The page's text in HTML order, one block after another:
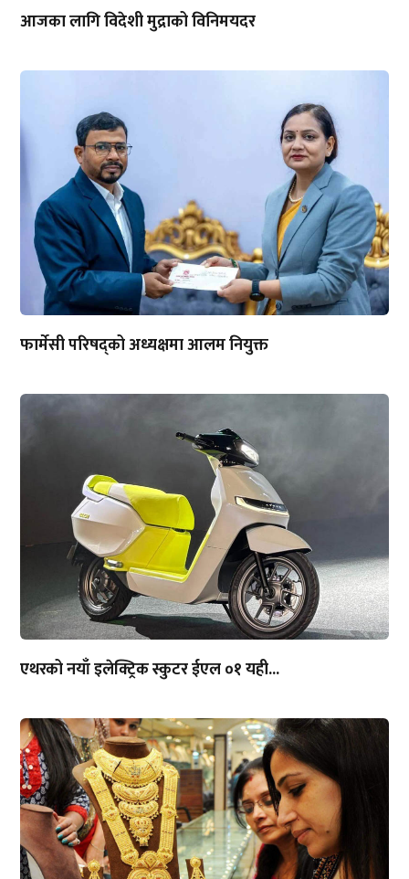
आजका लागि विदेशी मुद्राको विनिमयदर
फार्मेसी परिषद्को अध्यक्षमा आलम नियुक्त
एथरको नयाँ इलेक्ट्रिक स्कुटर ईएल ०१ यही...